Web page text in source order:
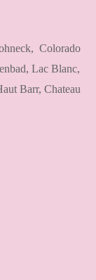
Colorado
Lac Blanc,
Barr, Chateau